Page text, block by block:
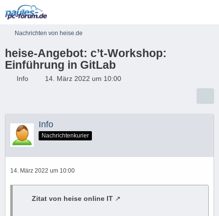
Nachrichten von heise.de
heise-Angebot: c’t-Workshop:
Einführung in GitLab
Info 14. März 2022 um 10:00
Info
Nachrichtenkurier
14. März 2022 um 10:00
Zitat von heise online IT